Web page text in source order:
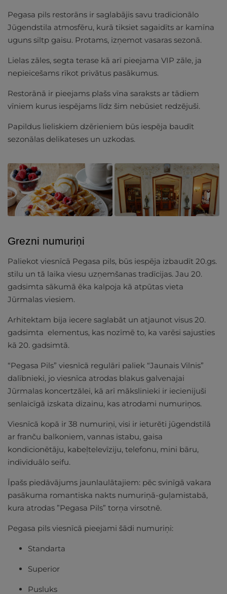
Pegasa pils restorāns ir saglabājis savu tradicionālo
Jūgendstila atmosfēru, kurā tiksiet sagaidīts ar kamīna
uguns siltp gaisu. Protams, izņemot vasaras sezonā.
Lielas zāles, segta terase kā arī pieejama VIP zāle, ja
nepieicešams rīkot privātus pasākumus.
Restorānā ir pieejams plašs vīna saraksts ar tādiem
vīniem kurus iespējams līdz šim nebūsiet redzējuši.
Papildus lieliskiem dzērieniem būs iespēja baudīt
sezonālas delikateses un uzkodas.
Grezni numuriņi
Paliekot viesnīcā Pegasa pils, būs iespēja izbaudīt 20.gs.
stilu un tā laika viesu uzņemšanas tradīcijas. Jau 20.
gadsimta sākumā ēka kalpoja kā atpūtas vieta
Jūrmalas viesiem.
Arhitektam bija iecere saglabāt un atjaunot visus 20.
gadsimta elementus, kas nozīmē to, ka varēsi sajusties
kā 20. gadsimtā.
“Pegasa Pils” viesnīcā regulāri paliek “Jaunais Vilnis”
dalībnieki, jo viesnīca atrodas blakus galvenajai
Jūrmalas koncertzālei, kā arī mākslinieki ir iecienijuši
senlaicīgā izskata dizainu, kas atrodami numuriņos.
Viesnīcā kopā ir 38 numuriņi, visi ir ieturēti jūgendstilā
ar franču balkoniem, vannas istabu, gaisa
kondicionētāju, kabeļtelevīziju, telefonu, mini bāru,
individuālo seifu.
Īpašs piedāvājums jaunlaulātajiem: pēc svinīgā vakara
pasākuma romantiska nakts numuriņā-guļamistabā,
kura atrodas ”Pegasa Pils” torņa virsotnē.
Pegasa pils viesnīcā pieejami šādi numuriņi:
Standarta
Superior
Pusluks